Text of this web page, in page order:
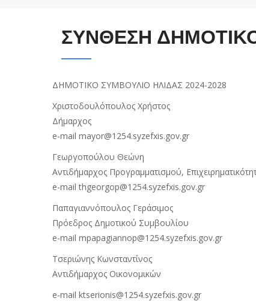
ΣΥΝΘΕΣΗ
ΔΗΜΟΤΙΚΟ ΣΥΜΒΟΥΛΙΟ ΗΛΙΔΑΣ 2024-2028
Χριστοδουλόπουλος Χρήστος
Δήμαρχος
e-mail mayor@1254.syzefxis.gov.gr
Γεωργοπούλου Θεώνη
Αντιδήμαρχος Προγραμματισμού,
e-mail thgeorgop@1254.syzefxis.gov.gr
Παπαγιαννόπουλος Γεράσιμος
Πρόεδρος Δημοτικού Συμβουλίου
e-mail mpapagiannop@1254.syzefxis.gov.gr
Τσεριώνης Κωνσταντίνος
Αντιδήμαρχος Οικονομικών
e-mail ktserionis@1254.syzefxis.gov.gr